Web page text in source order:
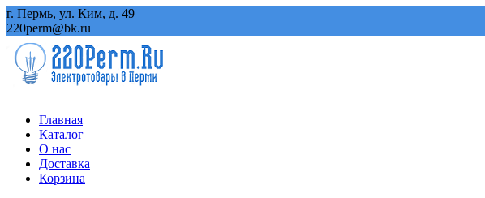
Перейти
к
содержанию
г. Пермь, ул. Ким, д. 49
220perm@bk.ru
Главная
Каталог
О нас
Доставка
Корзина